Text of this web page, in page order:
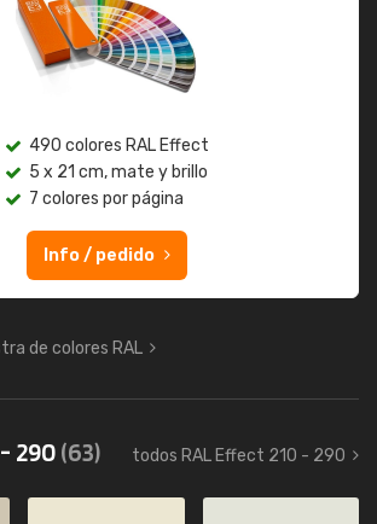
490 colores RAL Effect
5 x 21 cm, mate y brillo
7 colores por página
Info / pedido
de colores RAL
290(63) todos RAL Effect 210 - 290